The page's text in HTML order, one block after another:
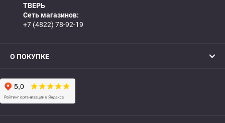
ТВЕРЬ
Сеть магазинов:
+7 (4822) 78-92-19
О ПОКУПКЕ